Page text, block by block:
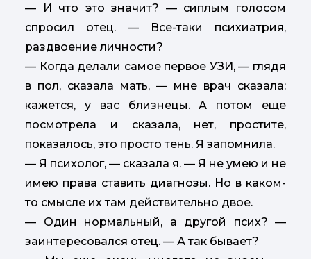
— И что это значит? — сиплым голосом
спросил отец. — Все-таки психиатрия,
раздвоение личности?
— Когда делали самое первое УЗИ, — глядя
в пол, сказала мать, — мне врач сказала:
кажется, у вас близнецы. А потом еще
посмотрела и сказала, нет, простите,
показалось, это просто тень. Я запомнила.
— Я психолог, — сказала я. — Я не умею и не
имею права ставить диагнозы. Но в каком-
то смысле их там действительно двое.
— Один нормальный, а другой псих? —
заинтересовался отец. — А так бывает?